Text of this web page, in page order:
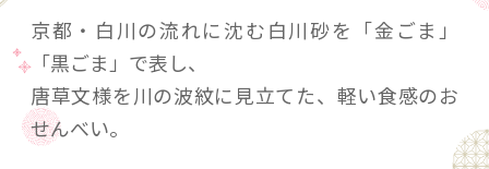
京都・白川の流れに沈む白川砂を「金ごま」
「黒ごま」で表し、
唐草文様を川の波紋に見立てた、軽い食感のお
せんべい。